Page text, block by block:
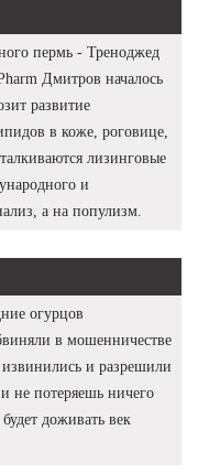
пермь - Треноджед
Дмитров началось
развитие
в коже, роговице,
лизинговые
и
а на популизм.
огурцов
в мошенничестве
и разрешили
не потеряешь ничего
доживать век